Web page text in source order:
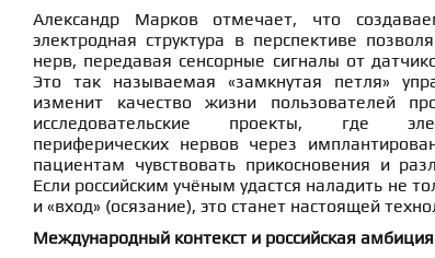
Александр Марков отмечает, что
электродная структура в перспективе
нерв, передавая сенсорные сигналы от
Это так называемая «замкнутая петля»
изменит качество жизни пользователей
исследовательские проекты, где
периферических нервов через
пациентам чувствовать прикосновения и
Если российским учёным удастся наладить не
и «вход» (осязание), это станет настоящей
Международный контекст и российская амбиция